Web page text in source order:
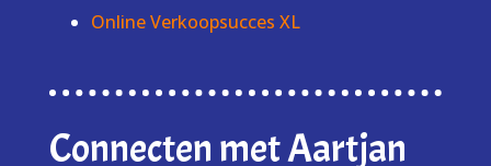
Online Verkoopsucces XL
Connecten met Aartjan